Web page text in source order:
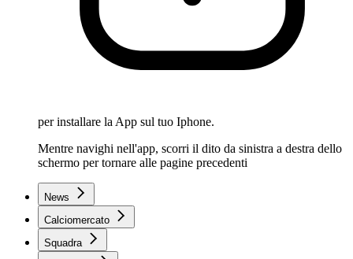
per installare la App sul tuo Iphone.
Mentre navighi nell'app, scorri il dito da sinistra a destra dello
schermo per tornare alle pagine precedenti
News
Calciomercato
Squadra